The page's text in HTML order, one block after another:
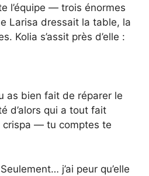
l’équipe — trois énormes
Larisa dressait la table, la
Kolia s’assit près d’elle :
as bien fait de réparer le
d’alors qui a tout fait
— tu comptes te
j’ai peur qu’elle